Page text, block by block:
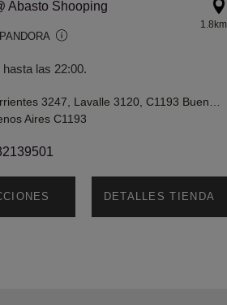
Abasto Shooping
las 22:00.
1.8km
Aires C1193
DETALLES TIENDA